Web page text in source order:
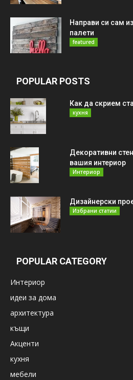
Направи си сам
палети
featured
POPULAR POSTS
Как да скрием
кухня
Декоративни
вашия интериор
Интериор
Дизайнерски
Избрани статии
POPULAR CATEGORY
Интериор
идеи за дома
архитектура
къщи
Акценти
кухня
мебели